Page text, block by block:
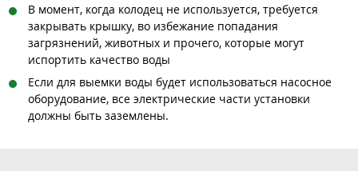
В момент, когда колодец не используется, требуется
закрывать крышку, во избежание попадания
загрязнений, животных и прочего, которые могут
испортить качество воды
Если для выемки воды будет использоваться насосное
оборудование, все электрические части установки
должны быть заземлены.